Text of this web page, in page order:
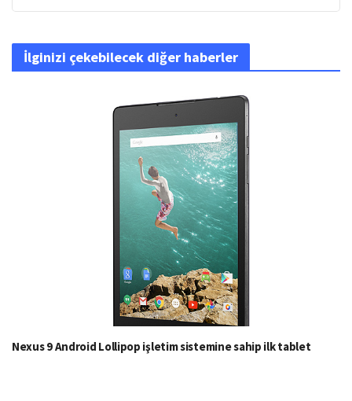
İlginizi çekebilecek diğer haberler
Nexus 9 Android Lollipop işletim sistemine sahip ilk tablet